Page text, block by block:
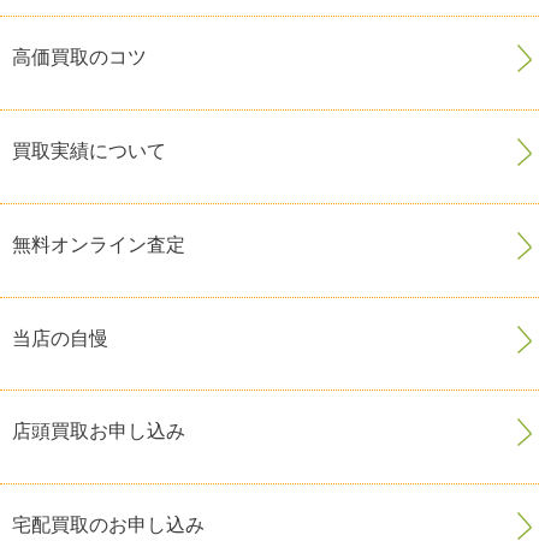
高価買取のコツ
買取実績について
無料オンライン査定
当店の自慢
店頭買取お申し込み
宅配買取のお申し込み